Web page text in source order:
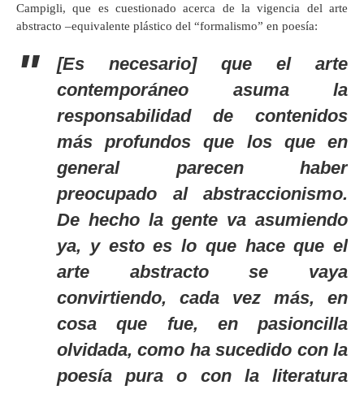
Campigli, que es cuestionado acerca de la vigencia del arte
abstracto –equivalente plástico del “formalismo” en poesía:
[Es necesario] que el arte
contemporáneo asuma la
responsabilidad de contenidos
más profundos que los que en
general parecen haber
preocupado al abstraccionismo.
De hecho la gente va asumiendo
ya, y esto es lo que hace que el
arte abstracto se vaya
convirtiendo, cada vez más, en
cosa que fue, en pasioncilla
olvidada, como ha sucedido con la
poesía pura o con la literatura